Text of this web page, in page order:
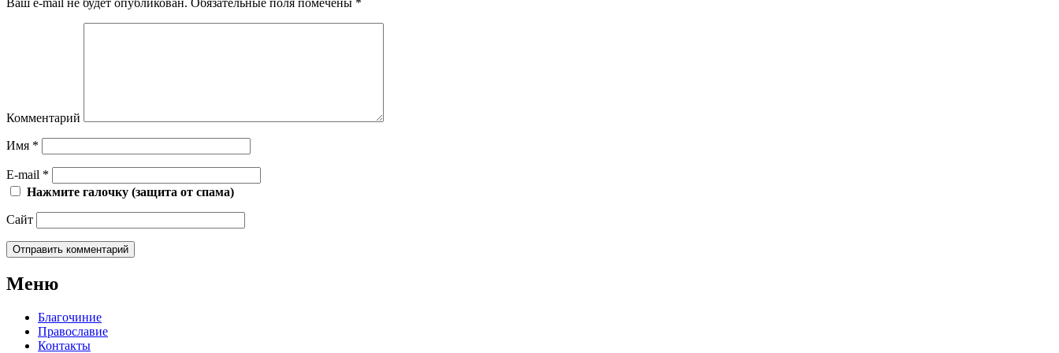
Комментарий
Имя *
E-mail *
Нажмите галочку (защита от спама)
Сайт
Меню
Благочиние
Православие
Контакты